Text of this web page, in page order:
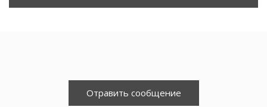
Отравить сообщение